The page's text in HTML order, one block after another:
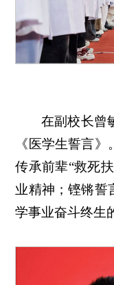
在副校长曾
《医学生誓言
传承前辈“救死
业精神；铿锵誓
学事业奋斗终生